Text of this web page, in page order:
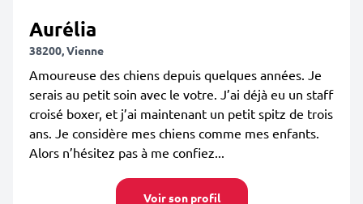
Aurélia
38200, Vienne
Amoureuse des chiens depuis quelques années. Je
serais au petit soin avec le votre. J’ai déjà eu un staff
croisé boxer, et j’ai maintenant un petit spitz de trois
ans. Je considère mes chiens comme mes enfants.
Alors n’hésitez pas à me confiez...
Voir son profil